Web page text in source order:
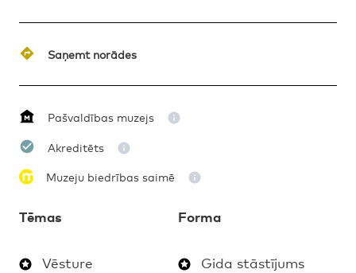
Saņemt norādes
Pašvaldības muzejs
Akreditēts
Muzeju biedrības saimē
Tēmas
Vēsture
Forma
Gida stāstījums